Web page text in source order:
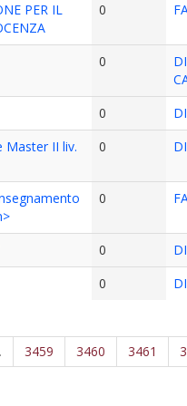
PER IL
0
0
0
Master II liv.
0
0
0
0
3459 3460 3461